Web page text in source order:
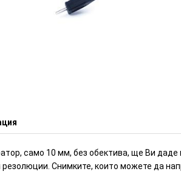
(Номер: MC70)
само 10 мм, без обектива, ще Ви
Снимките, които можете да